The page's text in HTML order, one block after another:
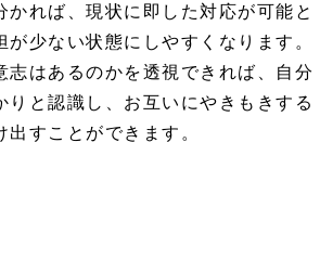
かれば、現状に即した対応が可能と
が少ない状態にしやすくなります。
志はあるのかを透視できれば、自分
りと認識し、お互いにやきもきする
すことができます。